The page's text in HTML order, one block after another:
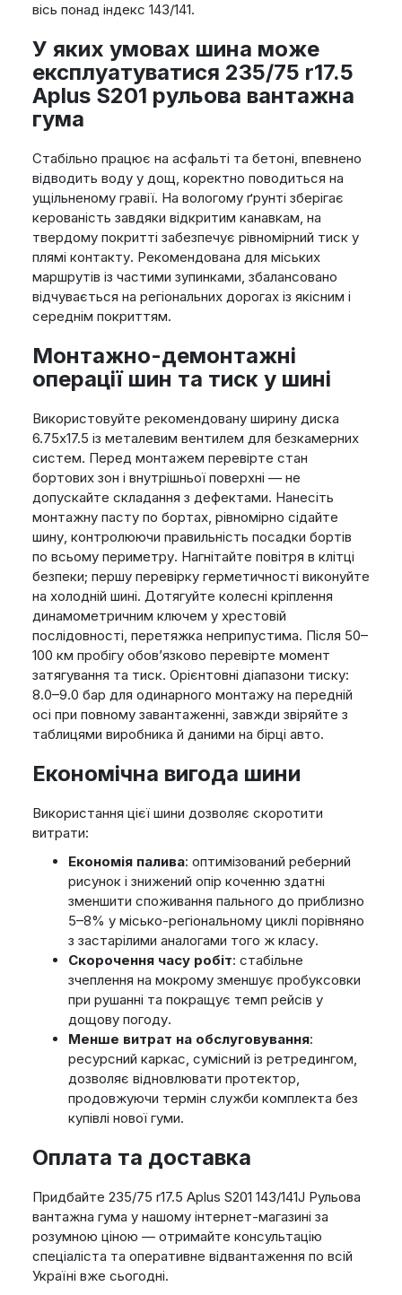
вісь понад індекс 143/141.
У яких умовах шина може
експлуатуватися 235/75 r17.5
Aplus S201 рульова вантажна
гума
Стабільно працює на асфальті та бетоні, впевнено
відводить воду у дощ, коректно поводиться на
ущільненому гравії. На вологому ґрунті зберігає
керованість завдяки відкритим канавкам, на
твердому покритті забезпечує рівномірний тиск у
плямі контакту. Рекомендована для міських
маршрутів із частими зупинками, збалансовано
відчувається на регіональних дорогах із якісним і
середнім покриттям.
Монтажно-демонтажні
операції шин та тиск у шині
Використовуйте рекомендовану ширину диска
6.75х17.5 із металевим вентилем для безкамерних
систем. Перед монтажем перевірте стан
бортових зон і внутрішньої поверхні — не
допускайте складання з дефектами. Нанесіть
монтажну пасту по бортах, рівномірно сідайте
шину, контролюючи правильність посадки бортів
по всьому периметру. Нагнітайте повітря в клітці
безпеки; першу перевірку герметичності виконуйте
на холодній шині. Дотягуйте колесні кріплення
динамометричним ключем у хрестовій
послідовності, перетяжка неприпустима. Після 50–
100 км пробігу обов’язково перевірте момент
затягування та тиск. Орієнтовні діапазони тиску:
8.0–9.0 бар для одинарного монтажу на передній
осі при повному завантаженні, завжди звіряйте з
таблицями виробника й даними на бірці авто.
Економічна вигода шини
Використання цієї шини дозволяє скоротити
витрати:
Економія палива: оптимізований реберний
рисунок і знижений опір коченню здатні
зменшити споживання пального до приблизно
5–8% у місько-регіональному циклі порівняно
з застарілими аналогами того ж класу.
Скорочення часу робіт: стабільне
зчеплення на мокрому зменшує пробуксовки
при рушанні та покращує темп рейсів у
дощову погоду.
Менше витрат на обслуговування:
ресурсний каркас, сумісний із ретредингом,
дозволяє відновлювати протектор,
продовжуючи термін служби комплекта без
купівлі нової гуми.
Оплата та доставка
Придбайте 235/75 r17.5 Aplus S201 143/141J Рульова
вантажна гума у нашому інтернет-магазині за
розумною ціною — отримайте консультацію
спеціаліста та оперативне відвантаження по всій
Україні вже сьогодні.